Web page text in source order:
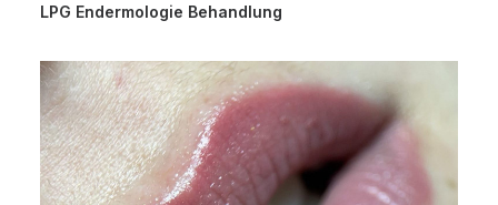
LPG Endermologie Behandlung